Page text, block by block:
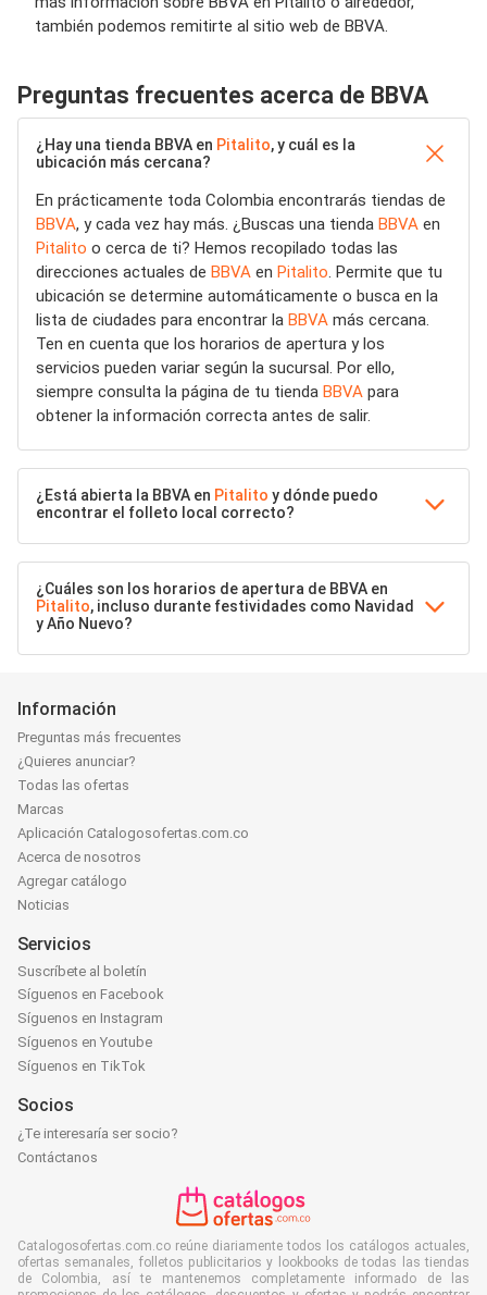
también podemos remitirte al sitio web de BBVA.
Preguntas frecuentes acerca de BBVA
¿Hay una tienda BBVA en Pitalito, y cuál es la
ubicación más cercana?
En prácticamente toda Colombia encontrarás tiendas de
BBVA, y cada vez hay más. ¿Buscas una tienda BBVA en
Pitalito o cerca de ti? Hemos recopilado todas las
direcciones actuales de BBVA en Pitalito. Permite que tu
ubicación se determine automáticamente o busca en la
lista de ciudades para encontrar la BBVA más cercana.
Ten en cuenta que los horarios de apertura y los
servicios pueden variar según la sucursal. Por ello,
siempre consulta la página de tu tienda BBVA para
obtener la información correcta antes de salir.
¿Está abierta la BBVA en Pitalito y dónde puedo
encontrar el folleto local correcto?
¿Cuáles son los horarios de apertura de BBVA en
Pitalito, incluso durante festividades como Navidad
y Año Nuevo?
Información
Preguntas más frecuentes
¿Quieres anunciar?
Todas las ofertas
Marcas
Aplicación Catalogosofertas.com.co
Acerca de nosotros
Agregar catálogo
Noticias
Servicios
Suscríbete al boletín
Síguenos en Facebook
Síguenos en Instagram
Síguenos en Youtube
Síguenos en TikTok
Socios
¿Te interesaría ser socio?
Contáctanos
Catalogosofertas.com.co reúne diariamente todos los catálogos actuales,
ofertas semanales, folletos publicitarios y lookbooks de todas las tiendas
de Colombia, así te mantenemos completamente informado de las